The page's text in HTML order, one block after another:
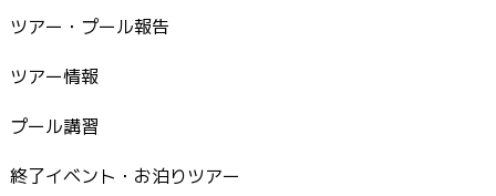
ツアー・プール報告
ツアー情報
プール講習
終了イベント・お泊りツアー